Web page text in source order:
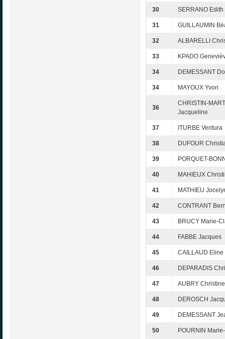
30 SERRANO Edith
31 GUILLAUMIN
32 ALBARELLI
33 KPADO
34 DEMESSANT
34 MAYOUX Yvon
36
CHRISTIN-
Jacqueline
37 ITURBE Ventura
38 DUFOUR
39 PORQUET-
40 MAHIEUX
41 MATHIEU
42 CONTRANT
43 BRUCY Marie-
44 FABBE Jacques
45 CAILLAUD Eline
46 DEPARADIS
47 AUBRY Christine
48 DEROSCH
49 DEMESSANT
50 POURNIN